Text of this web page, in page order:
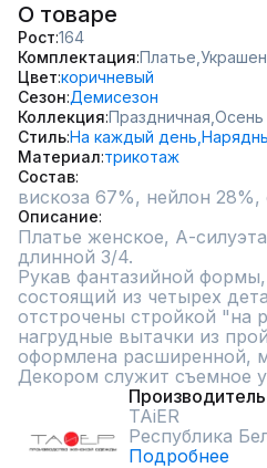
О товаре
Рост 164
Комплектация Платье,
Цвет коричневый
Сезон Демисезон
Коллекция Праздничная, Осень
СтильНа каждый день,
Материал трикотаж
Состав
вискоза 67%, нейлон 28%,
Описание
Платье женское, А-
длинной 3/4.
Рукав фантазийной
состоящий из четырех
отстрочены стройкой "на
нагрудные вытачки из
оформлена расширенной,
Декором служит съемное
Производитель
TAiER
Республика
Подробнее